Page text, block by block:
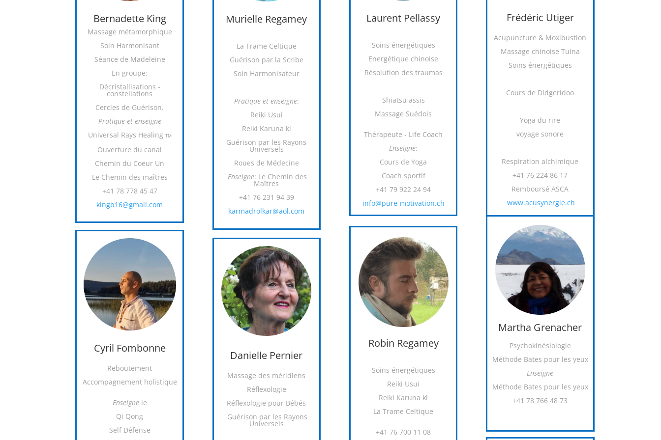
Bernadette King
Massage métamorphique
Soin Harmonisant
Séance de Madeleine
En groupe:
Décristallisations -
constellations
Cercles de Guérison.
Pratique et enseigne
Universal Rays Healing TM
Ouverture du canal
Chemin du Coeur Un
Le Chemin des maîtres
+41 78 778 45 47
kingb16@gmail.com
Cyril Fombonne
Reboutement
Accompagnement holistique
Enseignele
Qi Qong
Self Défense
Murielle Regamey
La Trame Celtique
Guérison par la Scribe
Soin Harmonisateur
Pratique et enseigne:
Reiki Usui
Reiki Karuna ki
Guérison par les Rayons
Universels
Roues de Médecine
Enseigne: Le Chemin des
Maîtres
+41 76 231 94 39
karmadrolkar@aol.com
Danielle Pernier
Massage des méridiens
Réflexologie
Réflexologie pour Bébés
Guérison par les Rayons
Universels
Laurent Pellassy
Soins énergétiques
Energétique chinoise
Résolution des traumas
Shiatsu assis
Massage Suédois
Thérapeute - Life Coach
Enseigne:
Cours de Yoga
Coach sportif
+41 79 922 24 94
info@pure-motivation.ch
Robin Regamey
Soins énergétiques
Reiki Usui
Reiki Karuna ki
La Trame Celtique
+41 76 700 11 08
Frédéric Utiger
Acupuncture & Moxibustion
Massage chinoise Tuina
Soins énergétiques
Cours de Didgeridoo
Yoga du rire
voyage sonore
Respiration alchimique
+41 76 224 86 17
Remboursé ASCA
www.acusynergie.ch
Martha Grenacher
Psychokinésiologie
Méthode Bates pour les yeux
Enseigne
Méthode Bates pour les yeux
+41 78 766 48 73